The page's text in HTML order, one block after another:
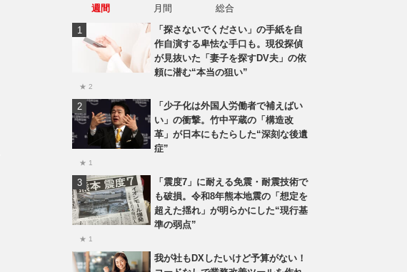
週間 月間
総合
「探さないでください」の手紙を自
作自演する卑怯な手口も。現役探偵
が見抜いた「妻子を探すDV夫」の依
頼に潜む“本当の狙い”
★ 2
「少子化は外国人労働者で補えばい
い」の衝撃。竹中平蔵の「構造改
革」が日本にもたらした“深刻な後遺
症”
★ 1
「震度7」に耐える免震・耐震技術で
も破損。令和8年熊本地震の「想定を
超えた揺れ」が明らかにした“現行基
準の弱点”
★ 1
我が社もDXしたいけど予算がない！